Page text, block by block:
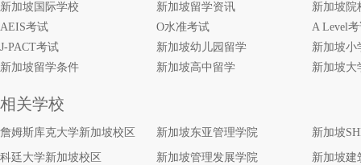
新加坡国际学校 新加坡留学资讯
新加坡院
AEIS考试
O水准考试
A Level
J-PACT考试
新加坡幼儿园留学
新加坡小
新加坡留学条件
新加坡高中留学 新加坡大
相关学校
詹姆斯库克大学新加坡校区 新加坡东亚管理学院 新加坡
科廷大学新加坡校区 新加坡管理发展学院 新加坡建